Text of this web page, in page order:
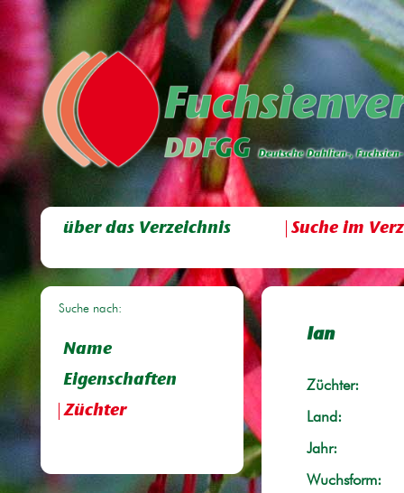
über das Verzeichnis Suche im
Suche nach:
Name
Eigenschaften
Züchter
Ian
Züchter:
Land:
Jahr:
Wuchsform: